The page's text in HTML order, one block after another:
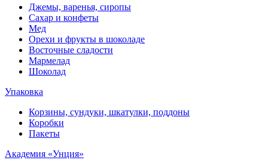
Джемы, варенья, сиропы
Сахар и конфеты
Мед
Орехи и фрукты в шоколаде
Восточные сладости
Мармелад
Шоколад
Упаковка
Корзины, сундуки, шкатулки, поддоны
Коробки
Пакеты
Академия «Унция»